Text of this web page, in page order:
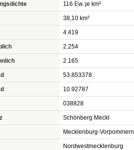
116 Ew. je km²
38,10 km²
4.419
2.254
2.165
53.853378
10.92787
038828
Schönberg Meckl
Mecklenburg-Vorpommern
Nordwestmecklenburg